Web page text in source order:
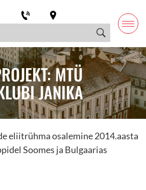
MTÜ
JANIKA
eliitrühma osalemine 2014.aasta
Soomes ja Bulgaarias